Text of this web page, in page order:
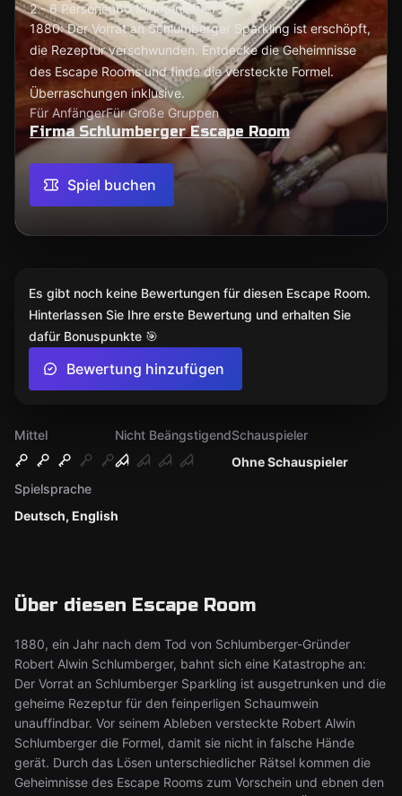
2 - 6 Personen60 MinutenMittel
1880: Der Vorrat an Schlumberger Sparkling ist erschöpft,
die Rezeptur verschwunden. Entdecke die Geheimnisse
des Escape Rooms und finde die versteckte Formel.
Überraschungen inklusive.
Für AnfängerFür Große Gruppen
Firma Schlumberger Escape Room
Spiel buchen
Mittel
Nicht Beängstigend
Ohne Schauspieler
Schauspieler
Deutsch, English
Spielsprache
Über diesen Escape Room
1880, ein Jahr nach dem Tod von Schlumberger-Gründer
Robert Alwin Schlumberger, bahnt sich eine Katastrophe an:
Der Vorrat an Schlumberger Sparkling ist ausgetrunken und die
geheime Rezeptur für den feinperligen Schaumwein
unauffindbar. Vor seinem Ableben versteckte Robert Alwin
Schlumberger die Formel, damit sie nicht in falsche Hände
gerät. Durch das Lösen unterschiedlicher Rätsel kommen die
Geheimnisse des Escape Rooms zum Vorschein und ebnen den
Es gibt noch keine Bewertungen für diesen Escape Room.
Hinterlassen Sie Ihre erste Bewertung und erhalten Sie
dafür Bonuspunkte 🎯
Bewertung hinzufügen